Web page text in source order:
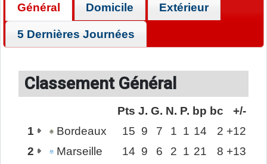
Général Domicile Extérieur
5 Dernières Journées
Classement Général
Pts J. G. N. P. bp bc
+/-
1
Bordeaux 15 9 7 1 1 14 2 +12
2
Marseille 14 9 6 2 1 21 8 +13